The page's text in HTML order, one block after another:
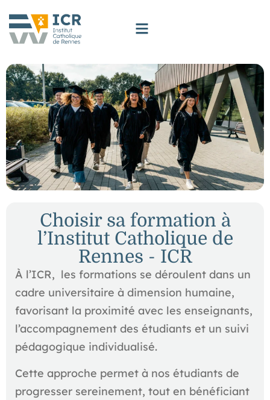
Choisir sa formation à
l’Institut Catholique de
Rennes - ICR
À l’ICR, les formations se déroulent dans un
cadre universitaire à dimension humaine,
favorisant la proximité avec les enseignants,
l’accompagnement des étudiants et un suivi
pédagogique individualisé.
Cette approche permet à nos étudiants de
progresser sereinement, tout en bénéficiant